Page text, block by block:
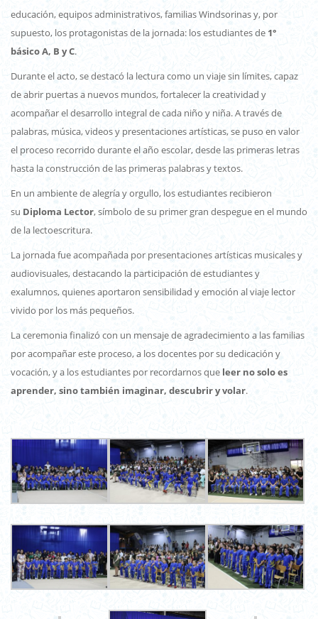
educación, equipos administrativos, familias Windsorinas y, por
supuesto, los protagonistas de la jornada: los estudiantes de 1°
básico A, B y C.
Durante el acto, se destacó la lectura como un viaje sin límites, capaz
de abrir puertas a nuevos mundos, fortalecer la creatividad y
acompañar el desarrollo integral de cada niño y niña. A través de
palabras, música, videos y presentaciones artísticas, se puso en valor
el proceso recorrido durante el año escolar, desde las primeras letras
hasta la construcción de las primeras palabras y textos.
En un ambiente de alegría y orgullo, los estudiantes recibieron
su Diploma Lector, símbolo de su primer gran despegue en el mundo
de la lectoescritura.
La jornada fue acompañada por presentaciones artísticas musicales y
audiovisuales, destacando la participación de estudiantes y
exalumnos, quienes aportaron sensibilidad y emoción al viaje lector
vivido por los más pequeños.
La ceremonia finalizó con un mensaje de agradecimiento a las familias
por acompañar este proceso, a los docentes por su dedicación y
vocación, y a los estudiantes por recordarnos que leer no solo es
aprender, sino también imaginar, descubrir y volar.